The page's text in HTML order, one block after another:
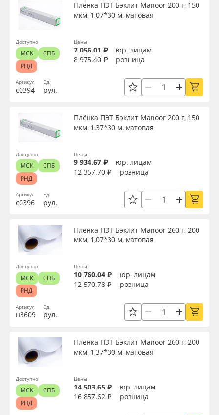
Вспененный ПВХ
Баннер
Заготовки для сувениров
Применить
Артикул
с0394
Плёнка ПЭТ Бэклит Manoor 200 г, 150
мкм, 1,07*30 м, матовая
Ед.
рул.
Цены
7 056.01 ₽
юр. лицам
8 975.40 ₽
розница
Доступно
МСК
СПБ
РНД
Артикул
с0396
Плёнка ПЭТ Бэклит Manoor 200 г, 150
мкм, 1,37*30 м, матовая
Ед.
рул.
Цены
9 934.67 ₽
юр. лицам
12 357.70 ₽
розница
Доступно
МСК
СПБ
РНД
Артикул
н3609
Плёнка ПЭТ Бэклит Manoor 260 г, 200
мкм, 1,07*30 м, матовая
Ед.
рул.
Цены
10 760.04 ₽
юр. лицам
12 570.78 ₽
розница
Доступно
МСК
СПБ
РНД
Плёнка ПЭТ Бэклит Manoor 260 г, 200
мкм, 1,37*30 м, матовая
Цены
14 503.65 ₽
юр. лицам
16 857.62 ₽
розница
Доступно
МСК
СПБ
РНД